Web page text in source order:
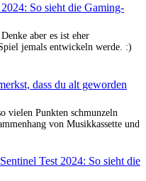
So sieht die Gaming-
aber es ist eher
jemals entwickeln werde. :)
dass du alt geworden
vielen Punkten schmunzeln
von Musikkassette und
Test 2024: So sieht die